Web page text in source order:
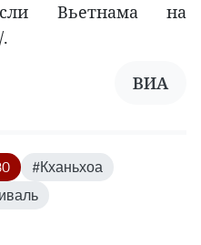
Вьетнама на
ВИА
#Кханьхоа